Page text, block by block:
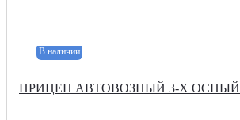
В наличии
ПРИЦЕП АВТОВОЗНЫЙ 3-Х ОСНЫЙ